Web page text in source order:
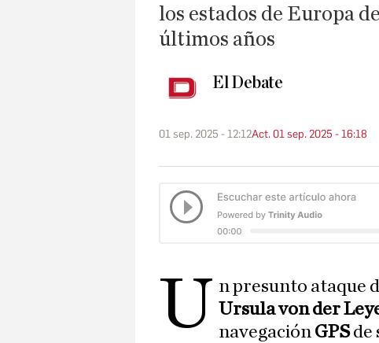
los estados de Europa
últimos años
El Debate
01 sep. 2025 - 12:12Act. 01 sep. 2025 - 16:18
U n presunto ataque
Ursula von der
navegación GPSde